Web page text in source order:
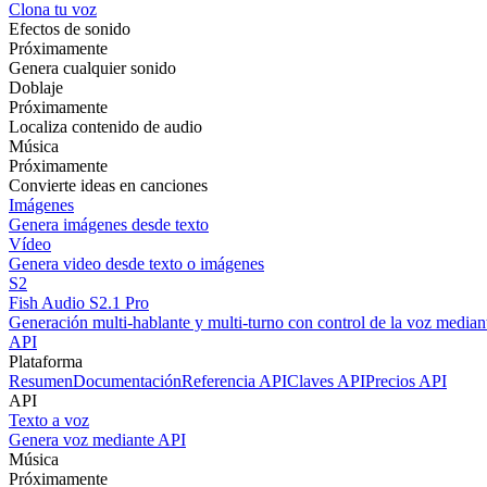
Clona tu voz
Efectos de sonido
Próximamente
Genera cualquier sonido
Doblaje
Próximamente
Localiza contenido de audio
Música
Próximamente
Convierte ideas en canciones
Imágenes
Genera imágenes desde texto
Vídeo
Genera video desde texto o imágenes
S2
Fish Audio S2.1 Pro
Generación multi-hablante y multi-turno con control de la voz
API
Plataforma
ResumenDocumentaciónReferencia APIClaves APIPrecios API
API
Texto a voz
Genera voz mediante API
Música
Próximamente